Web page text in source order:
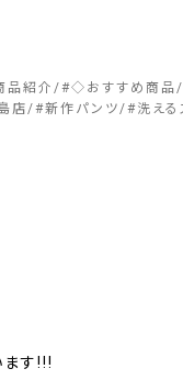
紹介 #◇おすすめ商品
店 #新作パンツ #洗える
ます!!!